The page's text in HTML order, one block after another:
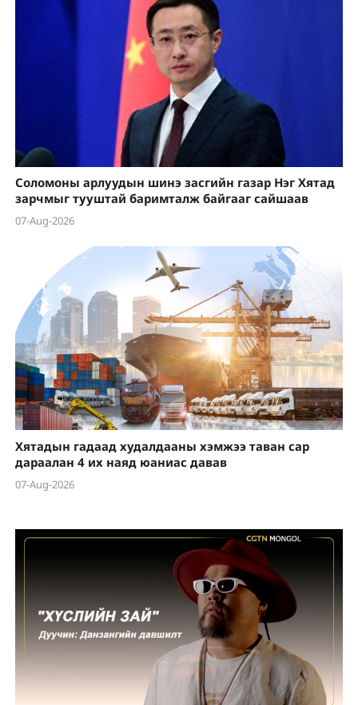
Соломоны арлуудын шинэ засгийн газар Нэг Хятад
зарчмыг тууштай баримталж байгааг сайшаав
07-Aug-2026
Хятадын гадаад худалдааны хэмжээ таван сар
дараалан 4 их наяд юаниас давав
07-Aug-2026